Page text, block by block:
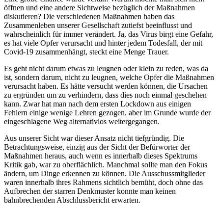
öffnen und eine andere Sichtweise bezüglich der Maßnahmen
diskutieren? Die verschiedenen Maßnahmen haben das
Zusammenleben unserer Gesellschaft zutiefst beeinflusst und
wahrscheinlich für immer verändert. Ja, das Virus birgt eine Gefahr,
es hat viele Opfer verursacht und hinter jedem Todesfall, der mit
Covid-19 zusammenhängt, steckt eine Menge Trauer.
Es geht nicht darum etwas zu leugnen oder klein zu reden, was da
ist, sondern darum, nicht zu leugnen, welche Opfer die Maßnahmen
verursacht haben. Es hätte versucht werden können, die Ursachen
zu ergründen um zu verhindern, dass dies noch einmal geschehen
kann. Zwar hat man nach dem ersten Lockdown aus einigen
Fehlern einige wenige Lehren gezogen, aber im Grunde wurde der
eingeschlagene Weg alternativlos weitergegangen.
Aus unserer Sicht war dieser Ansatz nicht tiefgründig. Die
Betrachtungsweise, einzig aus der Sicht der Befürworter der
Maßnahmen heraus, auch wenn es innerhalb dieses Spektrums
Kritik gab, war zu oberflächlich. Manchmal sollte man den Fokus
ändern, um Dinge erkennen zu können. Die Ausschussmitglieder
waren innerhalb ihres Rahmens sichtlich bemüht, doch ohne das
Aufbrechen der starren Denkmuster konnte man keinen
bahnbrechenden Abschlussbericht erwarten.